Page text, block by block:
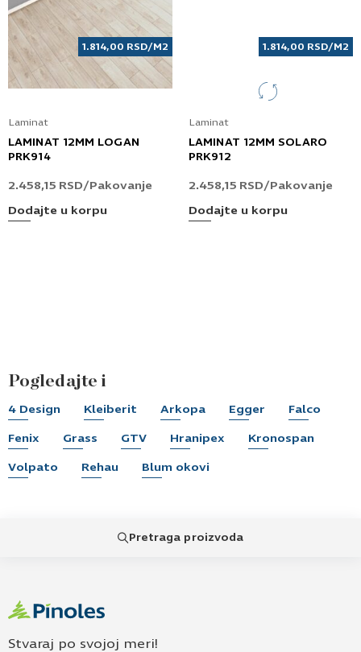
1.814,00 RSD/M2
Laminat
LAMINAT 12MM LOGAN
PRK914
2.458,15 RSD/Pakovanje
Dodajte u korpu
1.814,00 RSD/M2
Laminat
LAMINAT 12MM SOLARO
PRK912
2.458,15 RSD/Pakovanje
Dodajte u korpu
Pogledajte i
4 Design Kleiberit Arkopa Egger Falco
Fenix Grass GTV Hranipex Kronospan
Volpato Rehau Blum okovi
Pretraga proizvoda
Stvaraj po svojoj meri!